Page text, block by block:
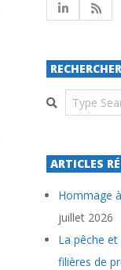
RECHERCHER
Search
ARTICLES
Hommage
juillet 2026
La pêche et
filières de